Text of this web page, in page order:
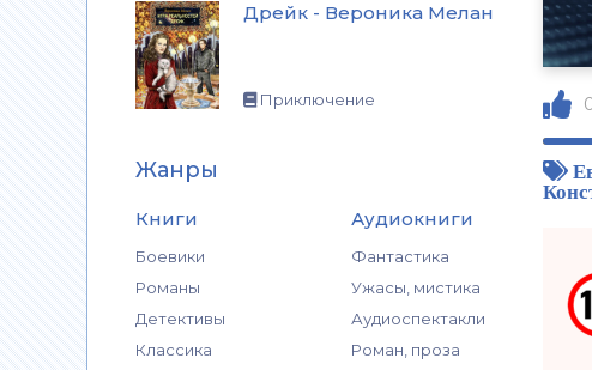
Дрейк - Вероника Мелан
Приключение
Жанры
Книги
Боевики
Романы
Детективы
Классика
Аудиокниги
Фантастика
Ужасы, мистика
Аудиоспектакли
Роман, проза